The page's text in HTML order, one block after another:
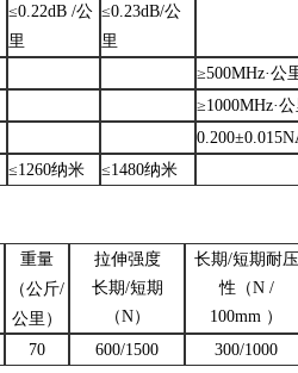
≤0.22dB /公
里
≤0.23dB/公
里
≥500MHz·公
≥1000MHz·公
≤1260纳米 ≤1480纳米
重量
（公斤/
公里）
拉伸强度
长期/短期
（N）
长期/短期耐压
性 （N /
100mm ）
70 600/1500 300/1000